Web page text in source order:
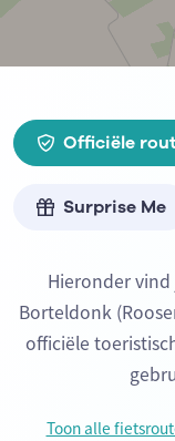
Officiële
Surprise Me
Hieronder
Borteldonk
officiële
Toon alle